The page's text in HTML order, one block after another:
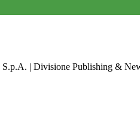
| Divisione Publishing &